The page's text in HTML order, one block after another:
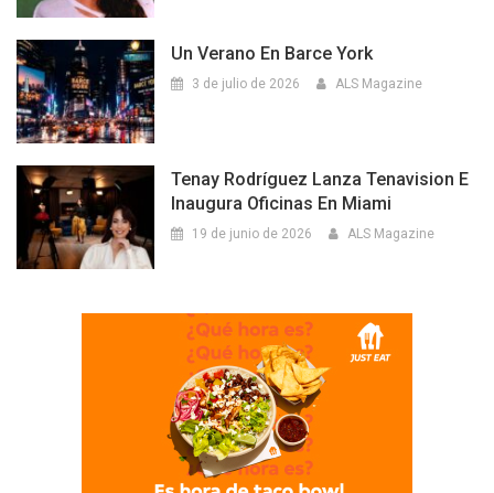
Un Verano En Barce York
3 de julio de 2026 ALS Magazine
Tenay Rodríguez Lanza Tenavision E
Inaugura Oficinas En Miami
19 de junio de 2026 ALS Magazine